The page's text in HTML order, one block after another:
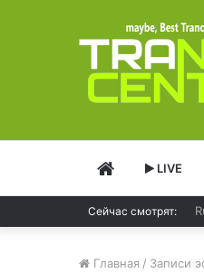
ГлавнаяLIVE
Сейчас смотрят:
Главная / Записи